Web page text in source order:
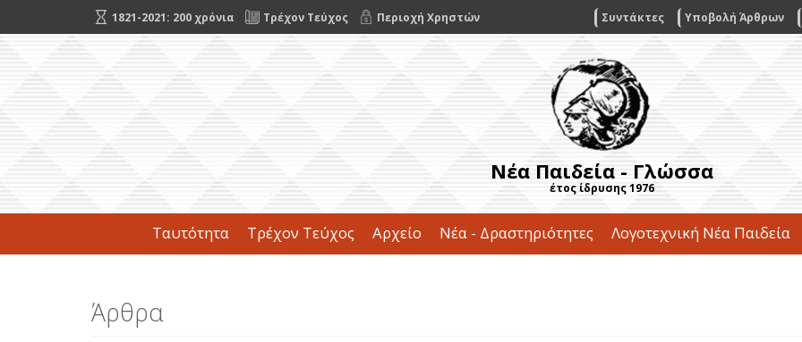
1821-2021: 200 χρόνια Τρέχον Τεύχος Περιοχή Χρηστών Συντάκτες Υποβολή Άρθρων
Νέα Παιδεία - Γλώσσα
έτος ίδρυσης 1976
Ταυτότητα Τρέχον Τεύχος Αρχείο Νέα - Δραστηριότητες
Λογοτεχνική Νέα Παιδεία
Άρθρα